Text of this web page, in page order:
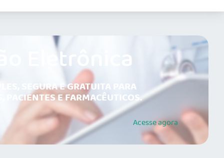
Eletrônica
SEGURA E GRATUITA PARA
PACIENTES E FARMACÊUTICOS.
Acesseagora